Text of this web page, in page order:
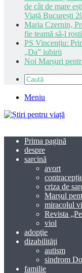
de cât de mare
Viață București
Maria Czernin,
fie teamă să-l
PS Vincențiu:
„Da” iubirii
Noi Marșuri
Meniu
Prima pagină
despre
sarcină
avort
criza de
Marșul
miracolul
Revista
viol
adopţie
dizabilităţi
autism
sindrom
familie